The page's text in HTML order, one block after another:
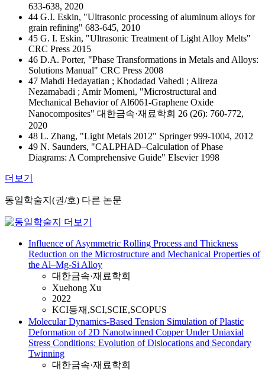
633-638, 2020
44 G.I. Eskin, "Ultrasonic processing of aluminum alloys for
grain refining" 683-645, 2010
45 G. I. Eskin, "Ultrasonic Treatment of Light Alloy Melts"
CRC Press 2015
46 D.A. Porter, "Phase Transformations in Metals and Alloys:
Solutions Manual" CRC Press 2008
47 Mahdi Hedayatian ; Khodadad Vahedi ; Alireza
Nezamabadi ; Amir Momeni, "Microstructural and
Mechanical Behavior of Al6061-Graphene Oxide
Nanocomposites" 대한금속·재료학회 26 (26): 760-772,
2020
48 L. Zhang, "Light Metals 2012" Springer 999-1004, 2012
49 N. Saunders, "CALPHAD–Calculation of Phase
Diagrams: A Comprehensive Guide" Elsevier 1998
더보기
동일학술지(권/호) 다른 논문
Influence of Asymmetric Rolling Process and Thickness
Reduction on the Microstructure and Mechanical Properties of
the Al–Mg-Si Alloy
대한금속·재료학회
Xuehong Xu
2022
KCI등재,SCI,SCIE,SCOPUS
Molecular Dynamics-Based Tension Simulation of Plastic
Deformation of 2D Nanotwinned Copper Under Uniaxial
Stress Conditions: Evolution of Dislocations and Secondary
Twinning
대한금속·재료학회